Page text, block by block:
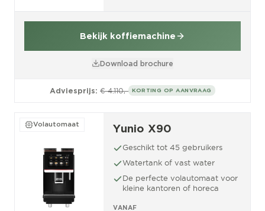
Bekijk koffiemachine
Download brochure
Adviesprijs: € 4.110,- KORTING OP AANVRAAG
Volautomaat Yunio X90
Geschikt tot 45 gebruikers
Watertank of vast water
De perfecte volautomaat voor
kleine kantoren of horeca
VANAF